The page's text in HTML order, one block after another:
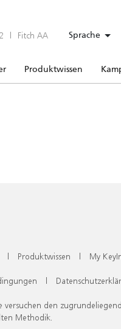
| Fitch AA Sprache
Produktwissen
| Produktwissen | My
|
den
Methodik.